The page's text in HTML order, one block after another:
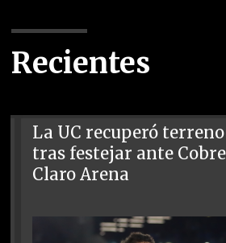
Recientes
La UC recuperó
tras festejar ante
Claro Arena